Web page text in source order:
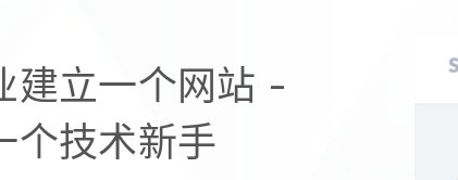
建立一个网站 -
个技术新手